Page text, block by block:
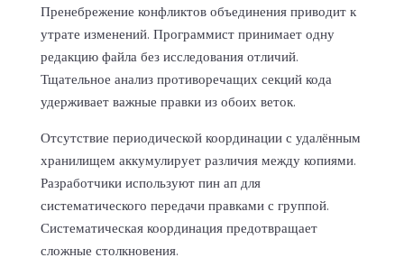
Пренебрежение конфликтов объединения приводит к
утрате изменений. Программист принимает одну
редакцию файла без исследования отличий.
Тщательное анализ противоречащих секций кода
удерживает важные правки из обоих веток.
Отсутствие периодической координации с удалённым
хранилищем аккумулирует различия между копиями.
Разработчики используют пин ап для
систематического передачи правками с группой.
Систематическая координация предотвращает
сложные столкновения.